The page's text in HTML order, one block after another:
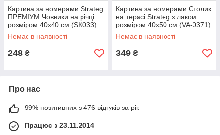
Картина за номерами Strateg
ПРЕМІУМ Човники на річці
розміром 40х40 см (SK033)
Немає в наявності
248 ₴
Картина за номерами Столик
на терасі Strateg з лаком
розміром 40х50 см (VA-0371)
Немає в наявності
349 ₴
Про нас
99% позитивних з 476 відгуків за рік
Працює з 23.11.2014